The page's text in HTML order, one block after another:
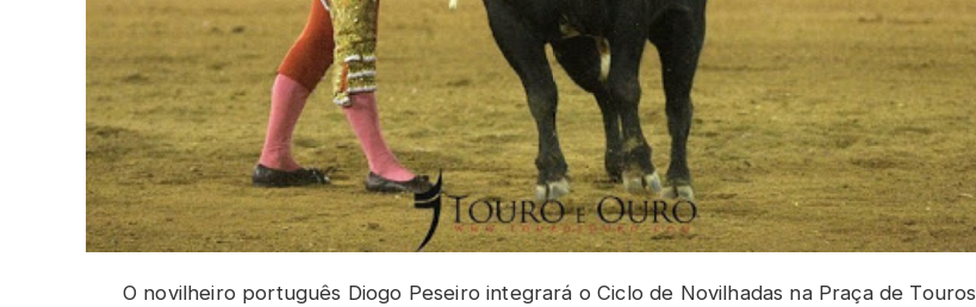
O novilheiro português Diogo Peseiro integrará o Ciclo de Novilhadas na Praça de Touros